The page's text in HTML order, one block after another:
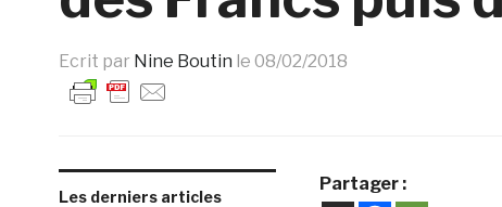
Ecrit par Nine Boutin le 08/02/2018
Les derniers articles
Partager :